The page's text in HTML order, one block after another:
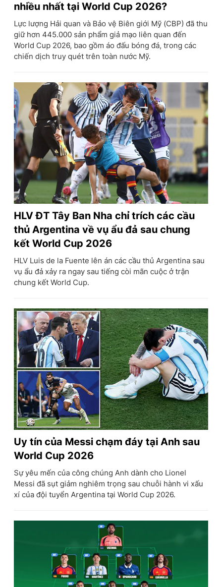
nhiều nhất tại World Cup 2026?
Lực lượng Hải quan và Bảo vệ Biên giới Mỹ (CBP) đã thu
giữ hơn 445.000 sản phẩm giả mạo liên quan đến
World Cup 2026, bao gồm áo đấu bóng đá, trong các
chiến dịch truy quét trên toàn nước Mỹ.
HLV ĐT Tây Ban Nha chỉ trích các cầu
thủ Argentina về vụ ẩu đả sau chung
kết World Cup 2026
HLV Luis de la Fuente lên án các cầu thủ Argentina sau
vụ ẩu đả xảy ra ngay sau tiếng còi mãn cuộc ở trận
chung kết World Cup.
Uy tín của Messi chạm đáy tại Anh sau
World Cup 2026
Sự yêu mến của công chúng Anh dành cho Lionel
Messi đã sụt giảm nghiêm trọng sau chuỗi hành vi xấu
xí của đội tuyển Argentina tại World Cup 2026.